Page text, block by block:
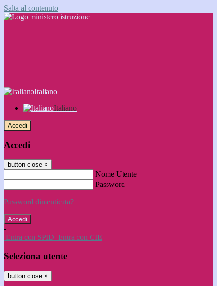
Salta al contenuto
Italiano
Italiano
Accedi
Accedi
button close ×
Nome Utente
Password
Password dimenticata?
-
Entra con SPID Entra con CIE
Seleziona utente
button close ×